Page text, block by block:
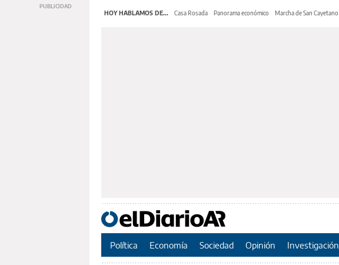
HOY HABLAMOS DE... Casa Rosada Panorama económico Marcha de San Cayetano
Política Economía Sociedad Opinión Investigación